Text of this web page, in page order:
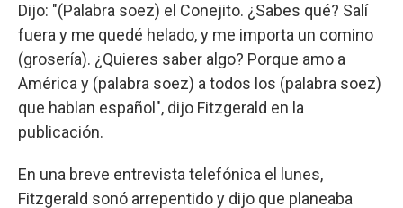
Dijo: "(Palabra soez) el Conejito. ¿Sabes qué? Salí
fuera y me quedé helado, y me importa un comino
(grosería). ¿Quieres saber algo? Porque amo a
América y (palabra soez) a todos los (palabra soez)
que hablan español", dijo Fitzgerald en la
publicación.
En una breve entrevista telefónica el lunes,
Fitzgerald sonó arrepentido y dijo que planeaba